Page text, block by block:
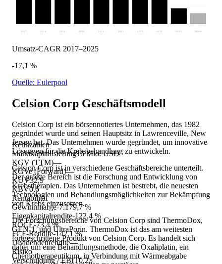
Kennzahlen
Marktkapitalisierung16 Mio. USD
KGV (TTM)—
KGVe (Forward)—
KUV32,9
KBV0,6
Rentabilität
Gewinnmarge-7.179,7 %
Eigenkapitalrendite-122,4 %
ROCE-73,4 %
FCF-Rendite-142,1 %
Dividendenrendite—
Risiko
Verschuldung / EBIT0,2×
2017 2018 2019 2020 2021 2022 2023 2024 2025 2026 e
Umsatz-CAGR 2017–2025
-17,1 %
Quelle: Eulerpool
Celsion Corp Geschäftsmodell
Celsion Corp ist ein börsennotiertes Unternehmen, das 1982
gegründet wurde und seinen Hauptsitz in Lawrenceville, New
Jersey hat. Das Unternehmen wurde gegründet, um innovative
Lösungen für die Krebsbehandlung zu entwickeln.
Celsion Corp ist in verschiedene Geschäftsbereiche unterteilt.
Der größte Bereich ist die Forschung und Entwicklung von
Krebstherapien. Das Unternehmen ist bestrebt, die neuesten
Technologien und Behandlungsmöglichkeiten zur Bekämpfung
von Krebs einzusetzen.
Die Forschungsbereiche von Celsion Corp sind ThermoDox,
GEN-1, und UltraPorin. ThermoDox ist das am weitesten
fortgeschrittene Produkt von Celsion Corp. Es handelt sich
dabei um eine Behandlungsmethode, die Oxaliplatin, ein
Chemotherapeutikum, in Verbindung mit Wärmeabgabe